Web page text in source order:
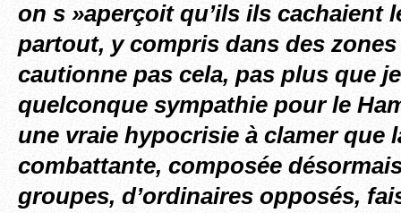
on s »aperçoit qu’ils ils cachaient
partout, y compris dans des
cautionne pas cela, pas plus que
quelconque sympathie pour le
une vraie hypocrisie à clamer que
combattante, composée
groupes, d’ordinaires opposés,